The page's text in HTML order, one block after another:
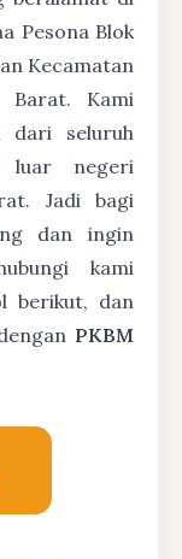
Pesona Blok
Kecamatan
Barat. Kami
dari seluruh
luar negeri
Jadi bagi
dan ingin
kami
berikut, dan
PKBM